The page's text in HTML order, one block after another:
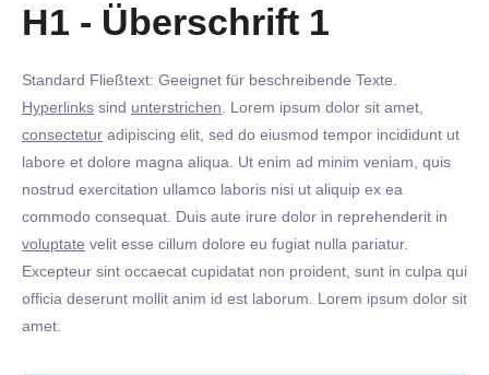
H1 - Überschrift 1
Standard Fließtext: Geeignet für beschreibende Texte.
Hyperlinks sind unterstrichen . Lorem ipsum dolor sit amet,
consectetur adipiscing elit, sed do eiusmod tempor incididunt ut
labore et dolore magna aliqua. Ut enim ad minim veniam, quis
nostrud exercitation ullamco laboris nisi ut aliquip ex ea
commodo consequat. Duis aute irure dolor in reprehenderit in
voluptate velit esse cillum dolore eu fugiat nulla pariatur.
Excepteur sint occaecat cupidatat non proident, sunt in culpa qui
officia deserunt mollit anim id est laborum. Lorem ipsum dolor sit
amet.